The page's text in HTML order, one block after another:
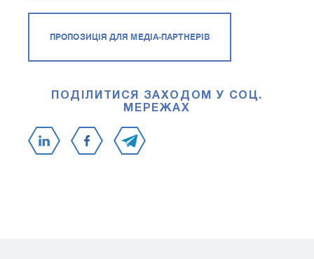
ПРОПОЗИЦІЯ ДЛЯ МЕДІА-ПАРТНЕРІВ
ПОДІЛИТИСЯ ЗАХОДОМ У СОЦ.
МЕРЕЖАХ